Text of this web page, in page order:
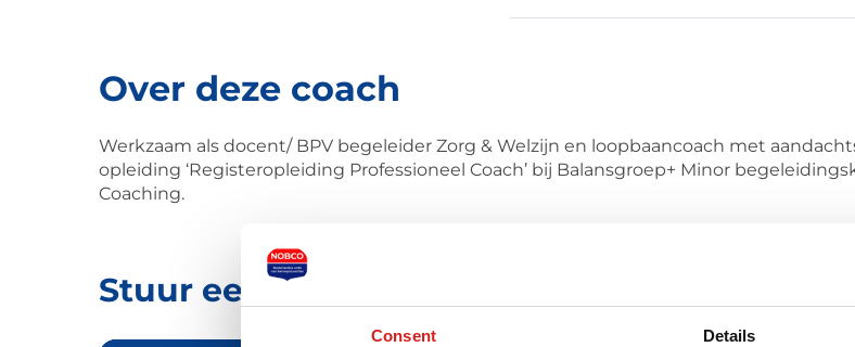
Consent Details
Over deze coach
Werkzaam als docent/ BPV begeleider Zorg & Welzijn en loopbaancoach met
opleiding ‘Registeropleiding Professioneel Coach’ bij Balansgroep+ Minor
Coaching.
Stuur een bericht naar deze coach